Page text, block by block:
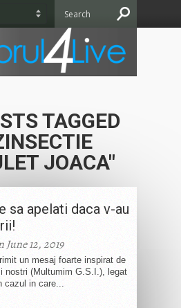
TAGGED
JOACA"
sa apelati daca v-au
June 12, 2019
un mesaj foarte inspirat de
nostri (Multumim G.S.I.), legat
cazul in care...